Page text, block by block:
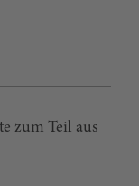
zum Teil aus